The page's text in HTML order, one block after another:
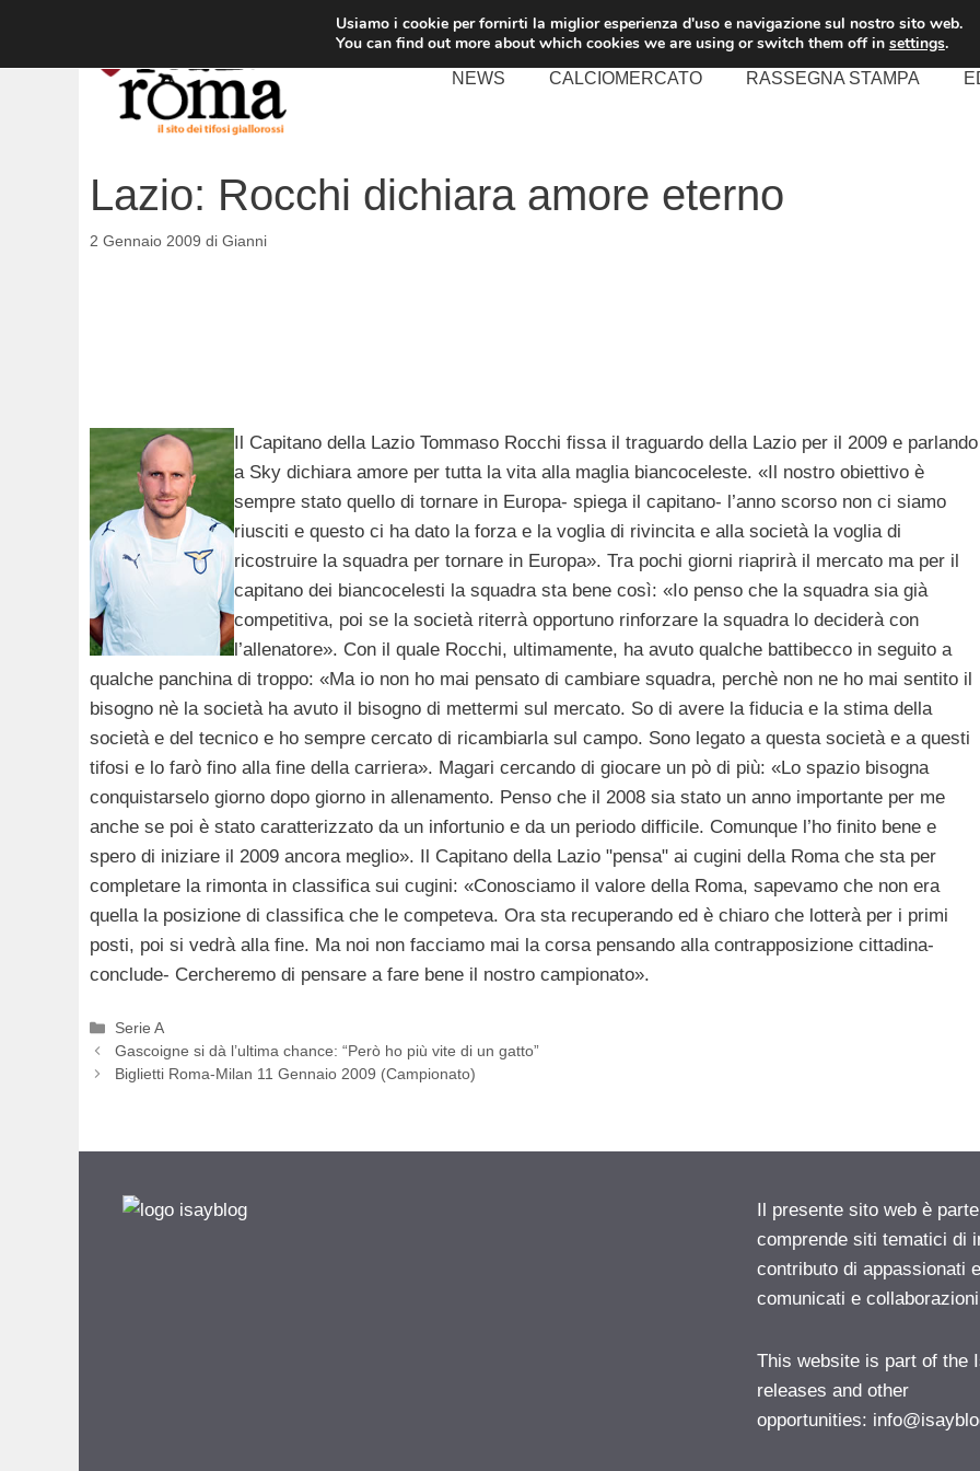
contenuto
NEWS CALCIOMERCATO RASSEGNA STAMPA
Lazio: Rocchi dichiara amore eterno
2 Gennaio 2009 di Gianni
Il Capitano della Lazio Tommaso Rocchi fissa il traguardo della Lazio per il 2009 e parlando
a Sky dichiara amore per tutta la vita alla maglia biancoceleste. «Il nostro obiettivo è
sempre stato quello di tornare in Europa- spiega il capitano- l’anno scorso non ci siamo
riusciti e questo ci ha dato la forza e la voglia di rivincita e alla società la voglia di
ricostruire la squadra per tornare in Europa». Tra pochi giorni riaprirà il mercato ma per il
capitano dei biancocelesti la squadra sta bene così: «Io penso che la squadra sia già
competitiva, poi se la società riterrà opportuno rinforzare la squadra lo deciderà con
l’allenatore». Con il quale Rocchi, ultimamente, ha avuto qualche battibecco in seguito a
qualche panchina di troppo: «Ma io non ho mai pensato di cambiare squadra, perchè non ne ho mai sentito il
bisogno nè la società ha avuto il bisogno di mettermi sul mercato. So di avere la fiducia e la stima della
società e del tecnico e ho sempre cercato di ricambiarla sul campo. Sono legato a questa società e a questi
tifosi e lo farò fino alla fine della carriera». Magari cercando di giocare un pò di più: «Lo spazio bisogna
conquistarselo giorno dopo giorno in allenamento. Penso che il 2008 sia stato un anno importante per me
anche se poi è stato caratterizzato da un infortunio e da un periodo difficile. Comunque l’ho finito bene e
spero di iniziare il 2009 ancora meglio». Il Capitano della Lazio "pensa" ai cugini della Roma che sta per
completare la rimonta in classifica sui cugini: «Conosciamo il valore della Roma, sapevamo che non era
quella la posizione di classifica che le competeva. Ora sta recuperando ed è chiaro che lotterà per i primi
posti, poi si vedrà alla fine. Ma noi non facciamo mai la corsa pensando alla contrapposizione cittadina-
conclude- Cercheremo di pensare a fare bene il nostro campionato».
Categorie
Serie A
Gascoigne si dà l’ultima chance: “Però ho più vite di un gatto”
Biglietti Roma-Milan 11 Gennaio 2009 (Campionato)
Il presente sito web è
comprende siti tematici di
contributo di appassionati
comunicati e
This website is part of the
releases and other
opportunities:
Usiamo i cookie per fornirti la miglior esperienza d'uso e navigazione sul nostro sito web.
You can find out more about which cookies we are using or switch them off in settings.